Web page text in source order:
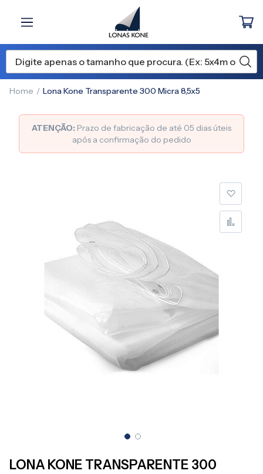
Home Lona Kone Transparente 300 Micra 8,5x5
ATENÇÃO: Prazo de fabricação de até 05 dias úteis
após a confirmação do pedido
para
LONA KONE TRANSPARENTE 300